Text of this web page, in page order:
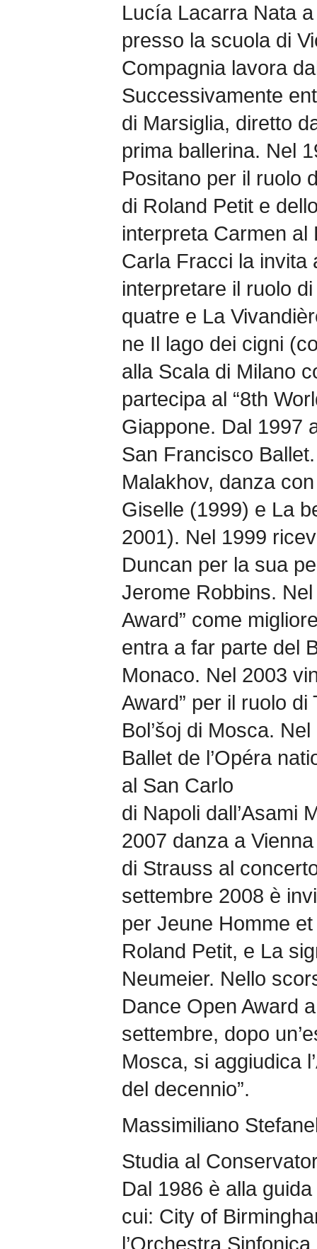
Lucía Lacarra Nata
presso la scuola di
Compagnia lavora
Successivamente
di Marsiglia, diretto
prima ballerina. Nel
Positano per il ruolo
di Roland Petit e
interpreta Carmen al
Carla Fracci la invita
interpretare il ruolo
quatre e La
ne Il lago dei cigni
alla Scala di Milano
partecipa al “8th
Giappone. Dal 1997
San Francisco
Malakhov, danza
Giselle (1999) e La
2001). Nel 1999
Duncan per la sua
Jerome Robbins.
Award” come
entra a far parte del
Monaco. Nel 2003
Award” per il ruolo
Bol’šoj di Mosca.
Ballet de l’Opéra
al San Carlo
di Napoli dall’Asami
2007 danza a
di Strauss al
settembre 2008 è
per Jeune Homme
Roland Petit, e La
Neumeier. Nello
Dance Open Award
settembre, dopo
Mosca, si aggiudica
del decennio”.
Massimiliano
Studia al
Dal 1986 è alla
cui: City of
l’Orchestra